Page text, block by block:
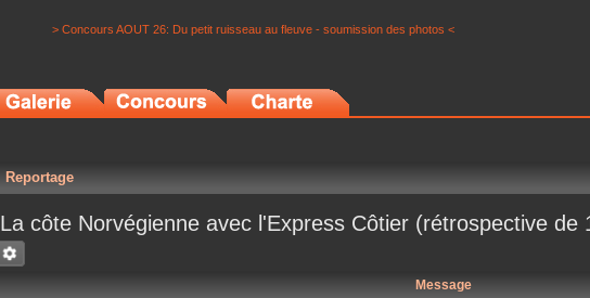
> Concours AOUT 26: Du petit ruisseau au fleuve - soumission des photos <
Reportage
La côte Norvégienne avec l'Express Côtier (rétrospective de
Message